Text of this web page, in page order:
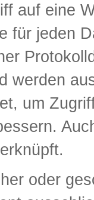
auf eine
für jeden
werden
um
oder